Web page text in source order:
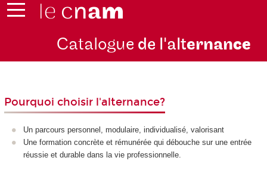
Catalogue de l'alternance
Pourquoi choisir l'alternance?
Un parcours personnel, modulaire, individualisé, valorisant
Une formation concrète et rémunérée qui débouche sur une entrée
réussie et durable dans la vie professionnelle.